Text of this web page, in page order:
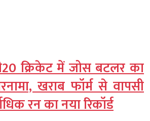
क्रिकेट में जोस बटलर का
खराब फॉर्म से वापसी
रन का नया रिकॉर्ड